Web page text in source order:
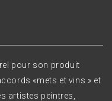
pour son produit
«mets et vins » et
artistes peintres,